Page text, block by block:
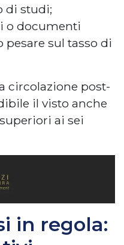
di studi;
o documenti
sul tasso di
circolazione post-
il visto anche
ai sei
in regola: